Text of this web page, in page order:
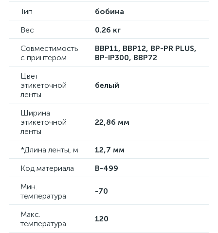
Тип
бобина
Вес
0.26 кг
Совместимость
с принтером
BBP11, BBP12, BP-PR PLUS,
BP-IP300, BBP72
Цвет
этикеточной
ленты
белый
Ширина
этикеточной
ленты
22,86 мм
*Длина ленты, м
12,7 мм
Код материала
B-499
Мин.
температура
-70
Макс.
температура
120